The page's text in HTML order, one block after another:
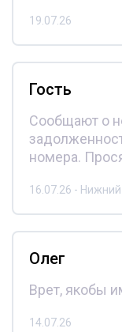
19.07.26
Гость
Сообщают о
номера.
16.07.26 -
Олег
Врет, якобы
14.07.26